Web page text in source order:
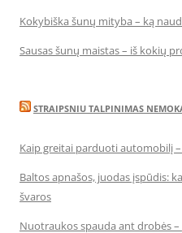
Kokybiška šunų mityba – ką
Sausas šunų maistas – iš kokių
STRAIPSNIU TALPINIMAS
Kaip greitai parduoti automobilį
Baltos apnašos, juodas įspūdis:
švaros
Nuotraukos spauda ant drobės